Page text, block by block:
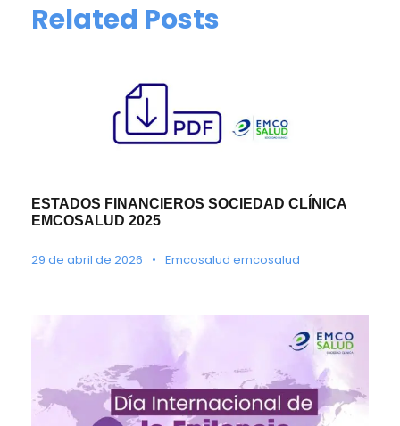
Related Posts
ESTADOS FINANCIEROS SOCIEDAD CLÍNICA
EMCOSALUD 2025
29 de abril de 2026 • Emcosalud emcosalud